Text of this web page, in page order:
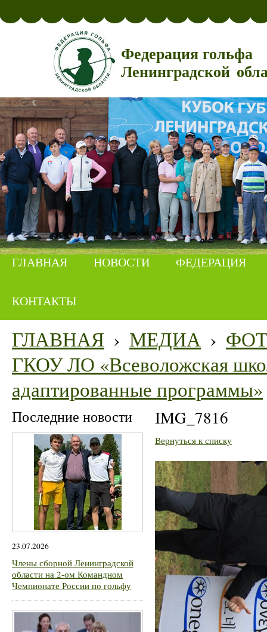
Федерация гольфа
Ленинградской
ГЛАВНАЯ НОВОСТИ ФЕДЕРАЦИЯ
КОНТАКТЫ
ГЛАВНАЯ › МЕДИА ›
ГКОУ ЛО «Всеволожская
адаптированные программы»
Последние новости
23.07.2026
Члены сборной Ленинградской
области на 2-ом Командном
Чемпионате России по гольфу
IMG_7816
Вернуться к списку